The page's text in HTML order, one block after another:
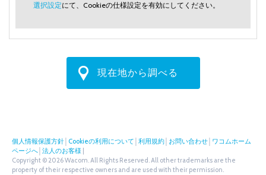
選択設定にて、Cookieの仕様設定を有効にしてください。
現在地から調べる
個人情報保護方針 Cookieの利用について 利用規約 お問い合わせ ワコムホーム
ページへ 法人のお客様
Copyright © 2026 Wacom. All Rights Reserved. All other trademarks are the
property of their respective owners and are used with their permission.